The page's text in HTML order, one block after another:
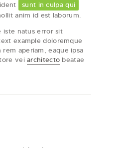
sunt in culpa qui
anim id est laborum.
iste natus error sit
example doloremque
aperiam, eaque ipsa
veiArchitecto beatae